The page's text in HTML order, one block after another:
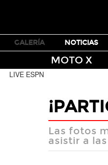
TICKETS
GALERÍA NOTICIAS
MOTO X
LIVE ESPN
Las fotos
asistir a